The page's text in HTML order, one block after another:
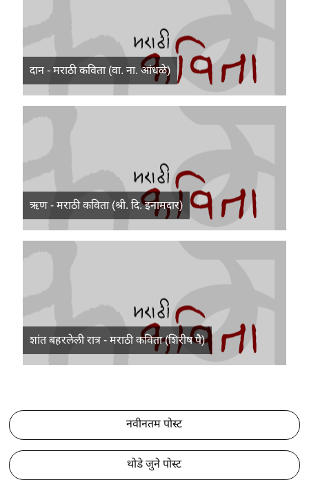
दान - मराठी कविता (वा. ना. आंधळे)
ऋण - मराठी कविता (श्री. दि. इनामदार)
शांत बहरलेली रात्र - मराठी कविता (शिरीष पै)
नवीनतम पोस्ट
थोडे जुने पोस्ट